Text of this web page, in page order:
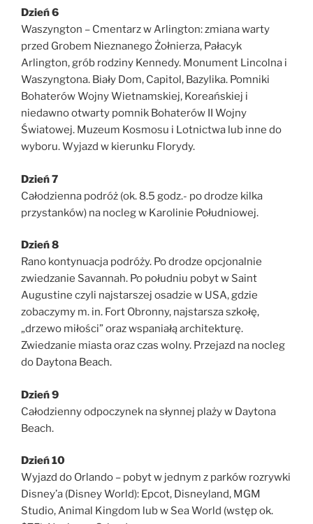
Dzień 6
Waszyngton – Cmentarz w Arlington: zmiana warty
przed Grobem Nieznanego Żołnierza, Pałacyk
Arlington, grób rodziny Kennedy. Monument Lincolna i
Waszyngtona. Biały Dom, Capitol, Bazylika. Pomniki
Bohaterów Wojny Wietnamskiej, Koreańskiej i
niedawno otwarty pomnik Bohaterów II Wojny
Światowej. Muzeum Kosmosu i Lotnictwa lub inne do
wyboru. Wyjazd w kierunku Florydy.
Dzień 7
Całodzienna podróż (ok. 8.5 godz.- po drodze kilka
przystanków) na nocleg w Karolinie Południowej.
Dzień 8
Rano kontynuacja podróży. Po drodze opcjonalnie
zwiedzanie Savannah. Po południu pobyt w Saint
Augustine czyli najstarszej osadzie w USA, gdzie
zobaczymy m. in. Fort Obronny, najstarsza szkołę,
„drzewo miłości” oraz wspaniałą architekturę.
Zwiedzanie miasta oraz czas wolny. Przejazd na nocleg
do Daytona Beach.
Dzień 9
Całodzienny odpoczynek na słynnej plaży w Daytona
Beach.
Dzień 10
Wyjazd do Orlando – pobyt w jednym z parków rozrywki
Disney’a (Disney World): Epcot, Disneyland, MGM
Studio, Animal Kingdom lub w Sea World (wstęp ok.